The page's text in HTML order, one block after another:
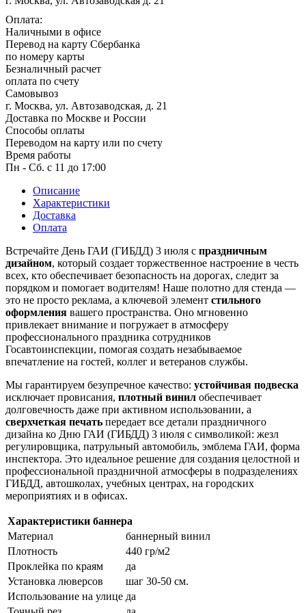
1 мая, праздник Весны и Труда
6 мая, День герба и флага города
Москвы
9 мая, День Победы
24 мая, День славянской
письменности и культуры
28 мая, День пограничника
1 июня, День защиты детей
8 июня, День социального работника
12 июня, День России
День медицинского работника
(третье воскресенье июня)
22 июня, День памяти и скорби
Выпускной для школ и ВУЗов
29 июня, День партизан и
подпольщиков
3 июля, День ГАИ (ГИБДД)
8 июля, День Семьи Любви и
Верности
День рыбака (второе воскресенье
июля)
День ВМФ (последнее воскресенье
июля)
28 июля, День Крещения Руси
2 августа, День ВДВ
Оплата:
Наличными в офисе
Перевод на карту Сбербанка
по номеру карты
Безналичный расчет
оплата по счету
Самовывоз
г. Москва, ул. Автозаводская, д. 21
Доставка по Москве и России
Способы оплаты
Переводом на карту или по счету
Время работы
Пн - Сб. с 11 до 17:00
Описание
Характеристики
Доставка
Оплата
Встречайте День ГАИ (ГИБДД) 3 июля с праздничным
дизайном, который создает торжественное настроение в честь
всех, кто обеспечивает безопасность на дорогах, следит за
порядком и помогает водителям! Наше полотно для стенда —
это не просто реклама, а ключевой элемент стильного
оформления вашего пространства. Оно мгновенно
привлекает внимание и погружает в атмосферу
профессионального праздника сотрудников
Госавтоинспекции, помогая создать незабываемое
впечатление на гостей, коллег и ветеранов службы.
Мы гарантируем безупречное качество: устойчивая подвеска
исключает провисания, плотный винил обеспечивает
долговечность даже при активном использовании, а
сверхчеткая печать передает все детали праздничного
дизайна ко Дню ГАИ (ГИБДД) 3 июля с символикой: жезл
регулировщика, патрульный автомобиль, эмблема ГАИ, форма
инспектора. Это идеальное решение для создания целостной и
профессиональной праздничной атмосферы в подразделениях
ГИБДД, автошколах, учебных центрах, на городских
мероприятиях и в офисах.
Характеристики баннера
Материал
баннерный винил
Плотность
440 гр/м2
Проклейка по краям
да
Установка люверсов
шаг 30-50 см.
Использование на улице да